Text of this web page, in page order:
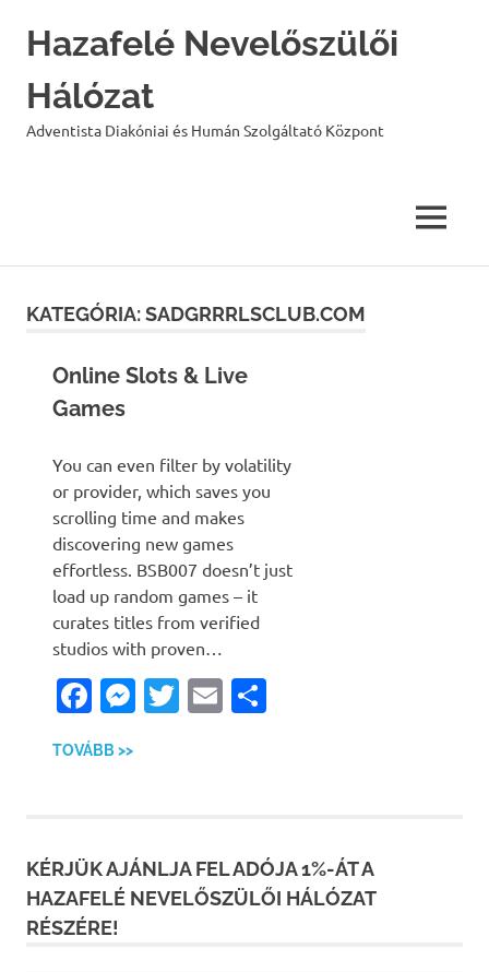
content
Hazafelé Nevelőszülői
Hálózat
Adventista Diakóniai és Humán Szolgáltató Központ
MENU
KATEGÓRIA:SADGRRRLSCLUB.COM
Online Slots & Live
Games
You can even filter by volatility
or provider, which saves you
scrolling time and makes
discovering new games
effortless. BSB007 doesn’t just
load up random games – it
curates titles from verified
studios with proven…
Facebook
Messenger
Twitter
Email
TOVÁBB >>
KÉRJÜK AJÁNLJA FEL ADÓJA 1%-ÁT A
HAZAFELÉ NEVELŐSZÜLŐI HÁLÓZAT
RÉSZÉRE!